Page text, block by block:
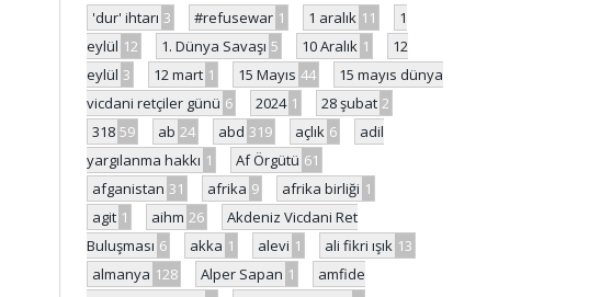
'dur' ihtarı 3 #refusewar 1 1 aralık 11
1
eylül 12 1. Dünya Savaşı 5 10 Aralık 1
12
eylül 3 12 mart 1 15 Mayıs 44
15 mayıs dünya
vicdani retçiler günü 6 2024 1 28 şubat 2
318 59 ab 24 abd 319 açlık 6
adil
yargılanma hakkı 1 Af Örgütü 61
afganistan 31 afrika 9 afrika birliği 1
agit 1 aihm 26
Akdeniz Vicdani Ret
Buluşması 6 akka 1 alevi 1 ali fikri ışık 13
almanya 128 Alper Sapan 1
amfide